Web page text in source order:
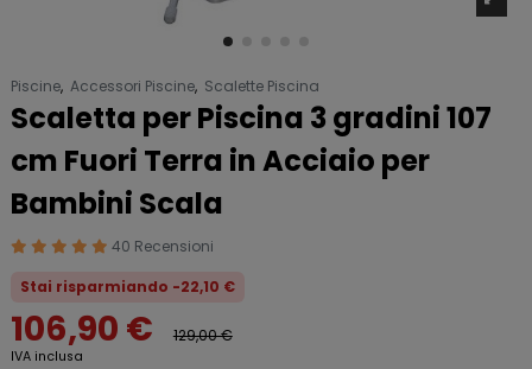
Piscine, Accessori Piscine, Scalette Piscina
Scaletta per Piscina 3 gradini 107
cm Fuori Terra in Acciaio per
Bambini Scala
40 Recensioni
Stai risparmiando -22,10 €
106,90 € 129,00 €
IVA inclusa